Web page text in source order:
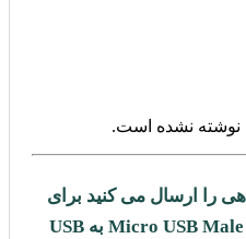
نوشته نشده است.
را ارسال می کنید برای
“کابل شارژ و دیتا 2.4 آمپر Micro USB Male به USB